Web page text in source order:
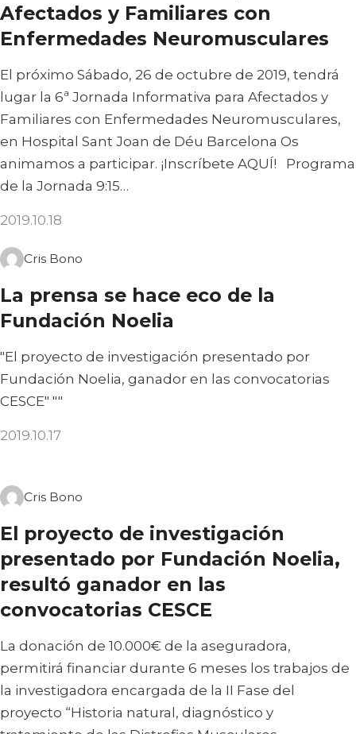
Afectados y Familiares con
Enfermedades Neuromusculares
El próximo Sábado, 26 de octubre de 2019, tendrá
lugar la 6ª Jornada Informativa para Afectados y
Familiares con Enfermedades Neuromusculares,
en Hospital Sant Joan de Déu Barcelona Os
animamos a participar. ¡Inscríbete AQUÍ! Programa
de la Jornada 9:15…
2019.10.18
Cris Bono
La prensa se hace eco de la
Fundación Noelia
"El proyecto de investigación presentado por
Fundación Noelia, ganador en las convocatorias
CESCE" ""
2019.10.17
Cris Bono
El proyecto de investigación
presentado por Fundación Noelia,
resultó ganador en las
convocatorias CESCE
La donación de 10.000€ de la aseguradora,
permitirá financiar durante 6 meses los trabajos de
la investigadora encargada de la II Fase del
proyecto “Historia natural, diagnóstico y